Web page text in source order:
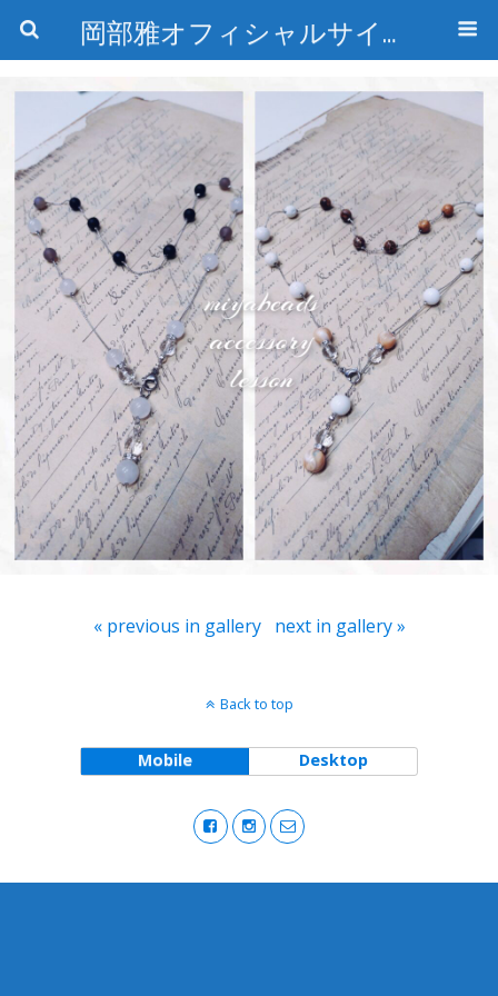
岡部雅オフィシャルサイト〜石の魅惑と数字のトリコ〜
« previous in gallery next in gallery »
Back to top
Mobile Desktop